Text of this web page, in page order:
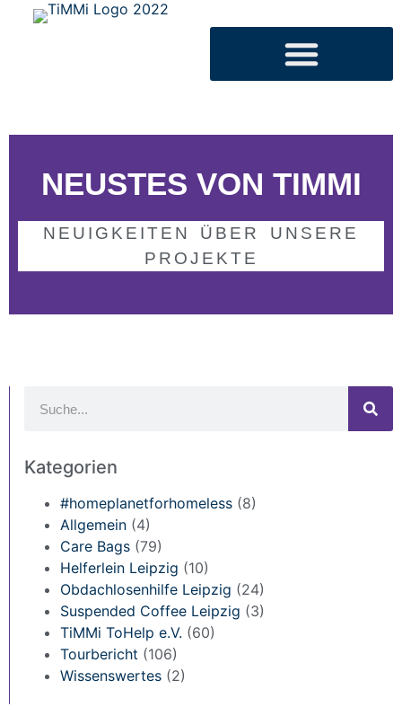
NEUSTES VON TIMMI
NEUIGKEITEN ÜBER UNSERE
PROJEKTE
Kategorien
#homeplanetforhomeless (8)
Allgemein (4)
Care Bags (79)
Helferlein Leipzig (10)
Obdachlosenhilfe Leipzig (24)
Suspended Coffee Leipzig (3)
TiMMi ToHelp e.V. (60)
Tourbericht (106)
Wissenswertes (2)